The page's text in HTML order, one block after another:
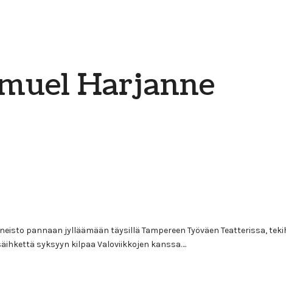
Harjanne
pannaan jylläämään täysillä Tampereen Työväen Teatterissa,
syksyyn kilpaa Valoviikkojen kanssa….